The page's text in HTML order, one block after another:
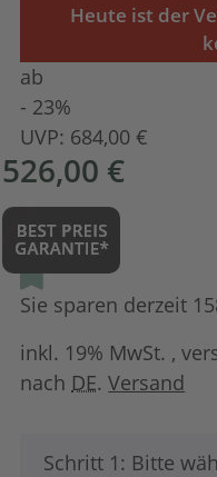
Heute ist der
ab
- 23%
UVP: 684,00 €
526,00 €
Sie sparen derzeit
inkl. 19% MwSt. ,
nach DE.Versand
x
Schritt 1: Bitte